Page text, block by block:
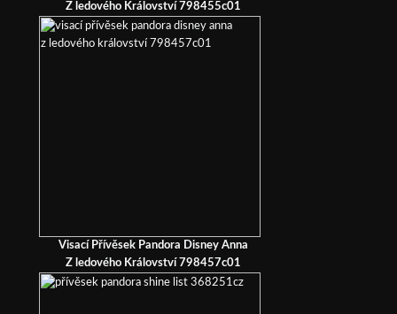
Z ledového Království 798455c01
Visací Přívěsek Pandora Disney Anna
Z ledového Království 798457c01